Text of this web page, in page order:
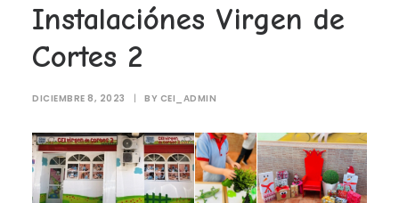
ACTUALIDAD Y REDES SOCIALES
SECRETARÍA
Instalaciónes Virgen de
Cortes 2
DICIEMBRE 8, 2023 | BY CEI_ADMIN